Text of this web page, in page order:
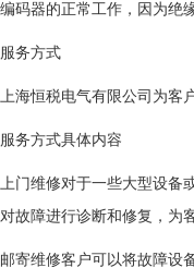
编码器的正常工作，因为绝
服务方式
上海恒税电气有限公司为客
服务方式具体内容
上门维修对于一些大型设备
对故障进行诊断和修复，为
邮寄维修客户可以将故障设